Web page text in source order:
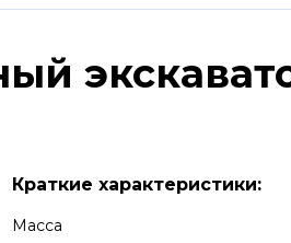
Краткие характеристики:
Масса